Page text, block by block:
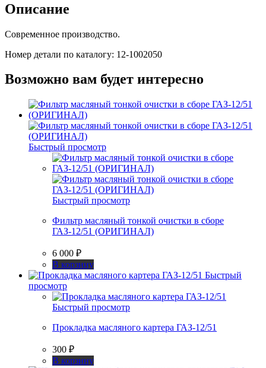
Описание
Современное производство.
Номер детали по каталогу: 12-1002050
Возможно вам будет интересно
Быстрый просмотр
Быстрый просмотр
Фильтр масляный тонкой очистки в сборе
ГАЗ-12/51 (ОРИГИНАЛ)
6 000 ₽
В корзину
Быстрый
просмотр
Быстрый просмотр
Прокладка масляного картера ГАЗ-12/51
300 ₽
В корзину